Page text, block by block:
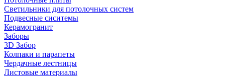
Светильники для потолочных систем
Подвесные сиситемы
Керамогранит
Заборы
3D Забор
Колпаки и парапеты
Чердачные лестницы
Листовые материалы